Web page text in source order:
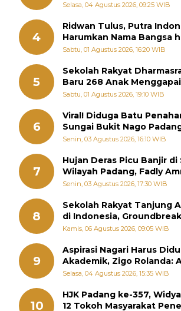
Selasa, 04 Agustus 2026, 09:25 WIB
4
Ridwan Tulus, Putra
Harumkan Nama Bangsa
Diabadikan dalam Buku
Sabtu, 01 Agustus 2026, 16:20 WIB
5
Sekolah Rakyat
Baru 268 Anak
Memutus Rantai
Sabtu, 01 Agustus 2026, 19:10 WIB
6
Viral! Diduga Batu
Sungai Bukit Nago
Warga Khawatir Bencana
Senin, 03 Agustus 2026, 16:10 WIB
7
Hujan Deras Picu Banjir di
Wilayah Padang, Fadly
Perintahkan OPD Siaga
Senin, 03 Agustus 2026, 17:30 WIB
8
Sekolah Rakyat Tanjung
di Indonesia,
September
Kamis, 06 Agustus 2026, 09:05 WIB
9
Aspirasi Nagari Harus
Akademik, Zigo Rolanda:
Diperjuangkan di
Selasa, 04 Agustus 2026, 15:35 WIB
10
HJK Padang ke-357,
12 Tokoh Masyarakat